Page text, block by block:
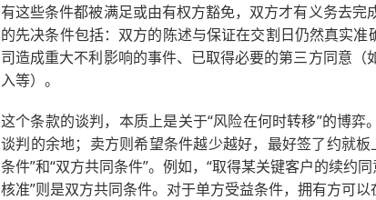
有这些条件都被满足或由有权方豁免，双方才有义务去
的先决条件包括：双方的陈述与保证在交割日仍然真实
司造成重大不利影响的事件、已取得必要的第三方同意
入等）。
这个条款的谈判，本质上是关于“风险在何时转移”的博
谈判的余地；卖方则希望条件越少越好，最好签了约就
条件”和“双方共同条件”。例如，“取得某关键客户的续约
核准”则是双方共同条件。对于单方受益条件，拥有方可